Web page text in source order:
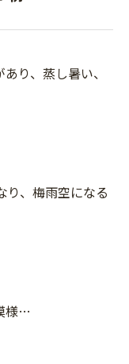
り、蒸し暑い、
り、梅雨空になる
様…